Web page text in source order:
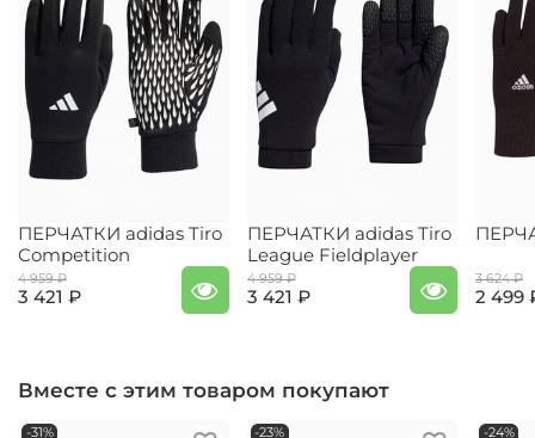
ПЕРЧАТКИ adidas Tiro
Competition
4 959 ₽
3 421 ₽
ПЕРЧАТКИ adidas Tiro
League Fieldplayer
4 959 ₽
3 421 ₽
3 624 ₽
2 499
Вместе с этим товаром покупают
-31% -23% -24%